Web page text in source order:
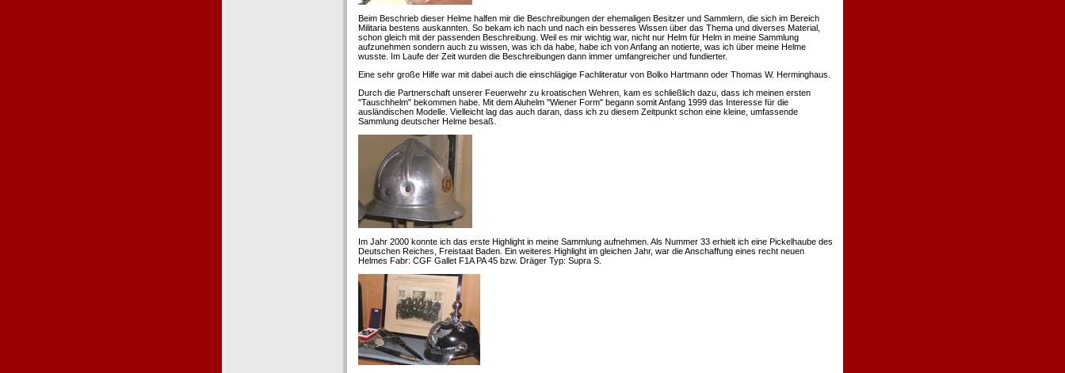
Beim Beschrieb dieser Helme halfen mir die Beschreibungen der ehemaligen Besitzer und Sammlern, die sich im Bereich
Militaria bestens auskannten. So bekam ich nach und nach ein besseres Wissen über das Thema und diverses Material,
schon gleich mit der passenden Beschreibung. Weil es mir wichtig war, nicht nur Helm für Helm in meine Sammlung
aufzunehmen sondern auch zu wissen, was ich da habe, habe ich von Anfang an notierte, was ich über meine Helme
wusste. Im Laufe der Zeit wurden die Beschreibungen dann immer umfangreicher und fundierter.
Eine sehr große Hilfe war mit dabei auch die einschlägige Fachliteratur von Bolko Hartmann oder Thomas W. Herminghaus.
Durch die Partnerschaft unserer Feuerwehr zu kroatischen Wehren, kam es schließlich dazu, dass ich meinen ersten
"Tauschhelm" bekommen habe. Mit dem Aluhelm "Wiener Form" begann somit Anfang 1999 das Interesse für die
ausländischen Modelle. Vielleicht lag das auch daran, dass ich zu diesem Zeitpunkt schon eine kleine, umfassende
Sammlung deutscher Helme besaß.
Im Jahr 2000 konnte ich das erste Highlight in meine Sammlung aufnehmen. Als Nummer 33 erhielt ich eine Pickelhaube des
Deutschen Reiches, Freistaat Baden. Ein weiteres Highlight im gleichen Jahr, war die Anschaffung eines recht neuen
Helmes Fabr: CGF Gallet F1A PA 45 bzw. Dräger Typ: Supra S.